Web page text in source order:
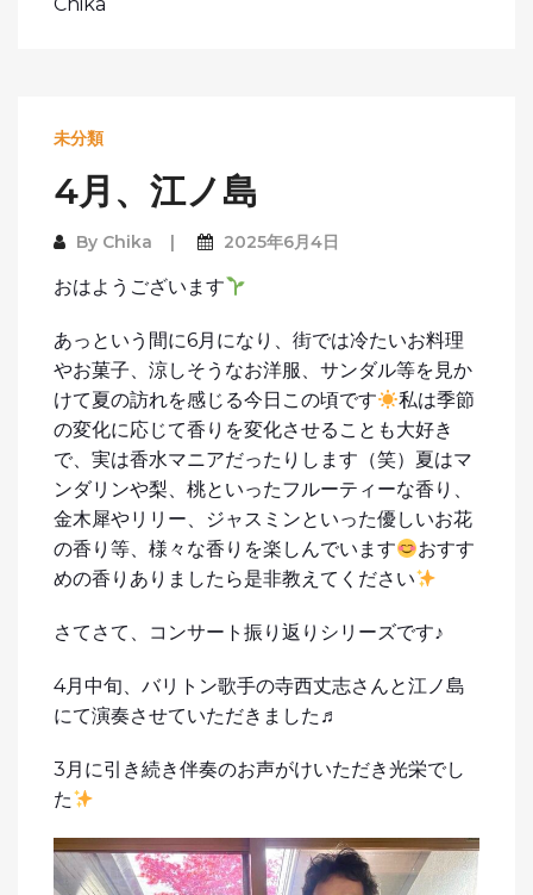
未分類
4月、江ノ島
By Chika 2025年6月4日
おはようございます
あっという間に6月になり、街では冷たいお料理
やお菓子、涼しそうなお洋服、サンダル等を見か
けて夏の訪れを感じる今日この頃です
私は季節
の変化に応じて香りを変化させることも大好き
で、実は香水マニアだったりします（笑）夏はマ
ンダリンや梨、桃といったフルーティーな香り、
金木犀やリリー、ジャスミンといった優しいお花
の香り等、様々な香りを楽しんでいます
おすす
めの香りありましたら是非教えてください
さてさて、コンサート振り返りシリーズです♪
4月中旬、バリトン歌手の寺西丈志さんと江ノ島
にて演奏させていただきました♬
3月に引き続き伴奏のお声がけいただき光栄でし
た